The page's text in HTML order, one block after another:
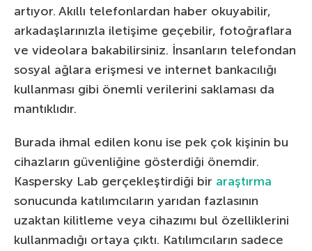
artıyor. Akıllı telefonlardan haber okuyabilir,
arkadaşlarınızla iletişime geçebilir, fotoğraflara
ve videolara bakabilirsiniz. İnsanların telefondan
sosyal ağlara erişmesi ve internet bankacılığı
kullanması gibi önemli verilerini saklaması da
mantıklıdır.
Burada ihmal edilen konu ise pek çok kişinin bu
cihazların güvenliğine gösterdiği önemdir.
Kaspersky Lab gerçekleştirdiği bir araştırma
sonucunda katılımcıların yarıdan fazlasının
uzaktan kilitleme veya cihazımı bul özelliklerini
kullanmadığı ortaya çıktı. Katılımcıların sadece